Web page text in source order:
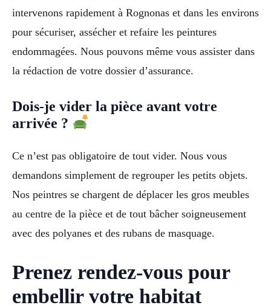
intervenons rapidement à Rognonas et dans les environs
pour sécuriser, assécher et refaire les peintures
endommagées. Nous pouvons même vous assister dans
la rédaction de votre dossier d’assurance.
Dois-je vider la pièce avant votre
arrivée ?
Ce n’est pas obligatoire de tout vider. Nous vous
demandons simplement de regrouper les petits objets.
Nos peintres se chargent de déplacer les gros meubles
au centre de la pièce et de tout bâcher soigneusement
avec des polyanes et des rubans de masquage.
Prenez rendez-vous pour
embellir votre habitat